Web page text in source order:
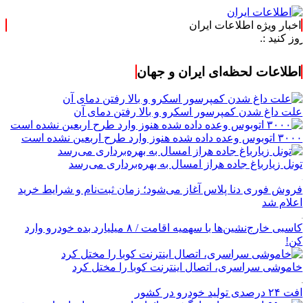
اخبار ویژه اطلاعات ایران
اطلاعات لحظه‌ای ایران و جهان
علت داغ شدن کمپرسور اسکرو و بالا رفتن دمای آن
۳۰۰۰ اتوبوس وعده داده شده هنوز وارد طرح اربعین نشده است
تونل زیارباغ جاده هراز امسال به بهره‌برداری می‌رسد
فروش فوری دنا پلاس آغاز می‌شود؛ زمان ثبت‌نام و شرایط خرید
اعلام شد
کاسبی خارج‌نشین‌ها با سهمیه اقامت / ۸ میلیارد بده خودرو وارد
کن!
خاموشی سراسری، اتصال اینترنت کوبا را مختل کرد
افت ۲۴ درصدی تولید خودرو در کشور